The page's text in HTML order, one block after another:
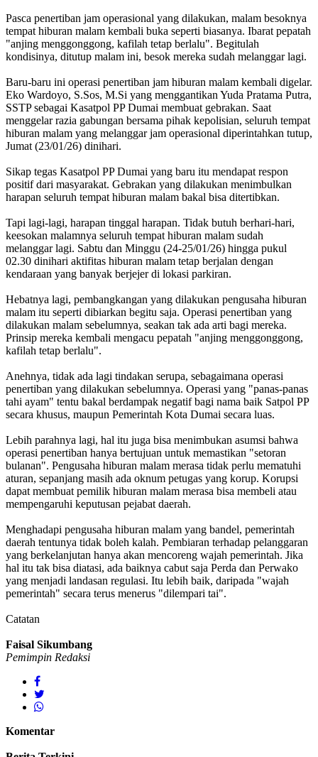
Pasca penertiban jam operasional yang dilakukan, malam besoknya
tempat hiburan malam kembali buka seperti biasanya. Ibarat pepatah
"anjing menggonggong, kafilah tetap berlalu". Begitulah
kondisinya, ditutup malam ini, besok mereka sudah melanggar lagi.
Baru-baru ini operasi penertiban jam hiburan malam kembali digelar.
Eko Wardoyo, S.Sos, M.Si yang menggantikan Yuda Pratama Putra,
SSTP sebagai Kasatpol PP Dumai membuat gebrakan. Saat
menggelar razia gabungan bersama pihak kepolisian, seluruh tempat
hiburan malam yang melanggar jam operasional diperintahkan tutup,
Jumat (23/01/26) dinihari.
Sikap tegas Kasatpol PP Dumai yang baru itu mendapat respon
positif dari masyarakat. Gebrakan yang dilakukan menimbulkan
harapan seluruh tempat hiburan malam bakal bisa ditertibkan.
Tapi lagi-lagi, harapan tinggal harapan. Tidak butuh berhari-hari,
keesokan malamnya seluruh tempat hiburan malam sudah
melanggar lagi. Sabtu dan Minggu (24-25/01/26) hingga pukul
02.30 dinihari aktifitas hiburan malam tetap berjalan dengan
kendaraan yang banyak berjejer di lokasi parkiran.
Hebatnya lagi, pembangkangan yang dilakukan pengusaha hiburan
malam itu seperti dibiarkan begitu saja. Operasi penertiban yang
dilakukan malam sebelumnya, seakan tak ada arti bagi mereka.
Prinsip mereka kembali mengacu pepatah "anjing menggonggong,
kafilah tetap berlalu".
Anehnya, tidak ada lagi tindakan serupa, sebagaimana operasi
penertiban yang dilakukan sebelumnya. Operasi yang "panas-panas
tahi ayam" tentu bakal berdampak negatif bagi nama baik Satpol PP
secara khusus, maupun Pemerintah Kota Dumai secara luas.
Lebih parahnya lagi, hal itu juga bisa menimbukan asumsi bahwa
operasi penertiban hanya bertujuan untuk memastikan "setoran
bulanan". Pengusaha hiburan malam merasa tidak perlu mematuhi
aturan, sepanjang masih ada oknum petugas yang korup. Korupsi
dapat membuat pemilik hiburan malam merasa bisa membeli atau
mempengaruhi keputusan pejabat daerah.
Menghadapi pengusaha hiburan malam yang bandel, pemerintah
daerah tentunya tidak boleh kalah. Pembiaran terhadap pelanggaran
yang berkelanjutan hanya akan mencoreng wajah pemerintah. Jika
hal itu tak bisa diatasi, ada baiknya cabut saja Perda dan Perwako
yang menjadi landasan regulasi. Itu lebih baik, daripada "wajah
pemerintah" secara terus menerus "dilempari tai".
Catatan
Faisal Sikumbang
Pemimpin Redaksi
Komentar